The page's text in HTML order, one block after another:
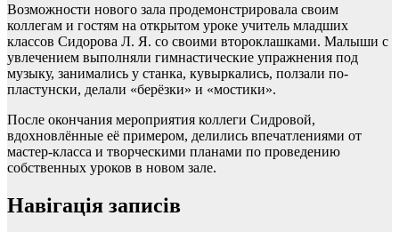
Возможности нового зала продемонстрировала своим
коллегам и гостям на открытом уроке учитель младших
классов Сидорова Л. Я. со своими второклашками. Малыши с
увлечением выполняли гимнастические упражнения под
музыку, занимались у станка, кувыркались, ползали по-
пластунски, делали «берёзки» и «мостики».
После окончания мероприятия коллеги Сидровой,
вдохновлённые её примером, делились впечатлениями от
мастер-класса и творческими планами по проведению
собственных уроков в новом зале.
Навігація записів